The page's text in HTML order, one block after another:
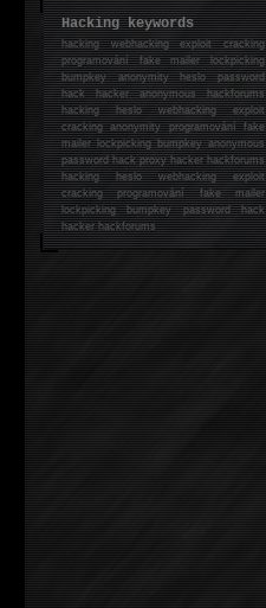
Hacking keywords
hackingwebhacking exploit cracking
programování fake mailer lockpicking
bumpkey anonymity heslo password
hackhacker anonymous hackforums
hackingheslo webhacking exploit
cracking anonymity programování fake
mailer lockpicking bumpkey anonymous
password hack proxy hacker hackforums
hacking heslo webhacking exploit
cracking programování fake mailer
lockpicking bumpkey password hack
hackerhackforums